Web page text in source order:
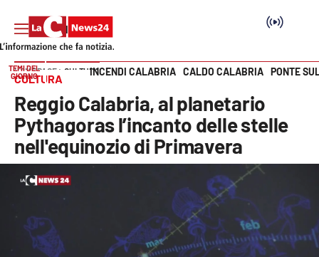
SEZIONI
Cronaca
Politica
Attualità
Vai
TEMI DEL
GIORNO
INCENDI CALABRIA CALDO CALABRIA PONTE
HOME PAGE CULTURA
CULTURA
Reggio Calabria, al planetario
Pythagoras l’incanto delle stelle
nell'equinozio di Primavera